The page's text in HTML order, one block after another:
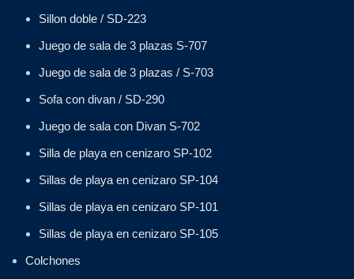
Sillon doble / SD-223
Juego de sala de 3 plazas S-707
Juego de sala de 3 plazas / S-703
Sofa con divan / SD-290
Juego de sala con Divan S-702
Silla de playa en cenizaro SP-102
Sillas de playa en cenizaro SP-104
Sillas de playa en cenizaro SP-101
Sillas de playa en cenizaro SP-105
Colchones